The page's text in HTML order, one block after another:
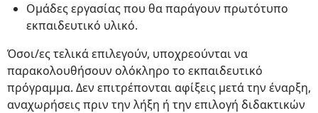
Ομάδες εργασίας που θα παράγουν πρωτότυπο
εκπαιδευτικό υλικό.
Όσοι/ες τελικά επιλεγούν, υποχρεούνται να
παρακολουθήσουν ολόκληρο το εκπαιδευτικό
πρόγραμμα. Δεν επιτρέπονται αφίξεις μετά την έναρξη,
αναχωρήσεις πριν την λήξη ή την επιλογή διδακτικών